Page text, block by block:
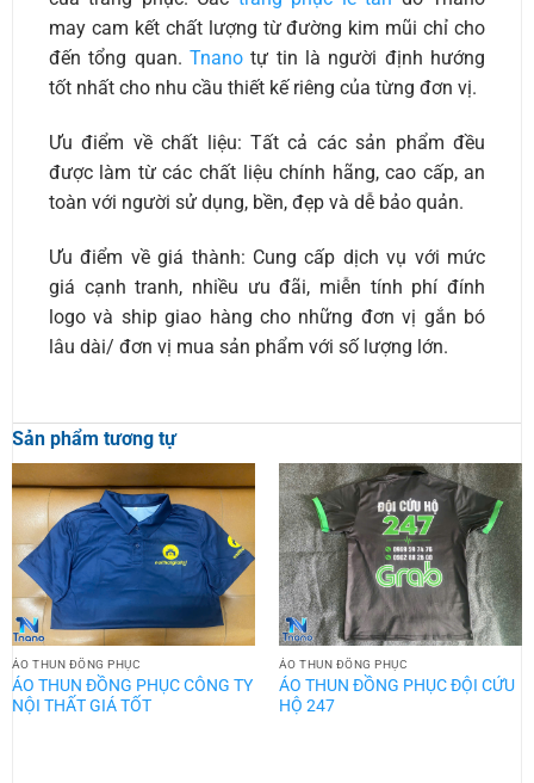
may cam kết chất lượng từ đường kim mũi chỉ cho
đến tổng quan. Tnanotự tin là người định hướng
tốt nhất cho nhu cầu thiết kế riêng của từng đơn vị.
Ưu điểm về chất liệu: Tất cả các sản phẩm đều
được làm từ các chất liệu chính hãng, cao cấp, an
toàn với người sử dụng, bền, đẹp và dễ bảo quản.
Ưu điểm về giá thành: Cung cấp dịch vụ với mức
giá cạnh tranh, nhiều ưu đãi, miễn tính phí đính
logo và ship giao hàng cho những đơn vị gắn bó
lâu dài/ đơn vị mua sản phẩm với số lượng lớn.
Sản phẩm tương tự
ÁO THUN ĐỒNG PHỤC
ÁO THUN ĐỒNG PHỤC CÔNG TY
NỘI THẤT GIÁ TỐT
ÁO THUN ĐỒNG PHỤC
ÁO THUN ĐỒNG PHỤC ĐỘI CỨU
HỘ 247